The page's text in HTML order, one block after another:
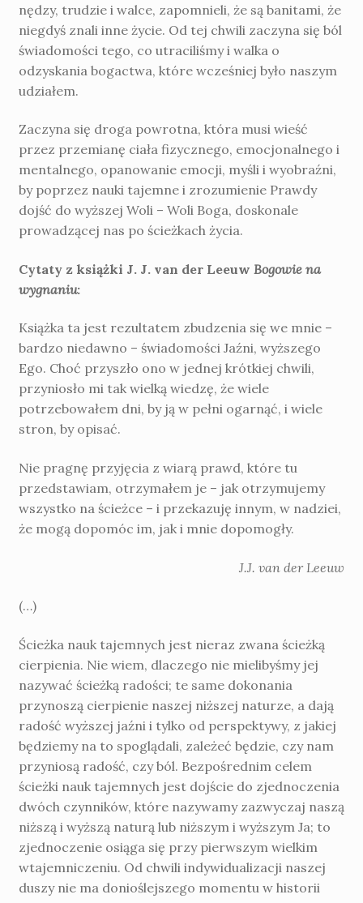
nę­dzy, trudzie i walce, zapomnieli, że są banitami, że
niegdyś znali inne życie. Od tej chwili zaczyna się ból
świadomości tego, co utraciliśmy i walka o
odzyskania bogactwa, które wcześniej było naszym
udzia­łem.
Zaczyna się droga powrotna, która musi wieść
przez przemianę ciała fizycznego, emocjonalnego i
mentalnego, opanowanie emocji, myśli i wyobraźni,
by poprzez nauki tajemne i zrozumienie Prawdy
dojść do wyższej Woli – Woli Boga, doskonale
prowadzącej nas po ścieżkach życia.
Cytaty z książki J. J. van der Leeuw Bogowie na
wygnaniu:
Książka ta jest rezultatem zbudzenia się we mnie –
bardzo niedawno – świado­mości Jaźni, wyższego
Ego. Choć przyszło ono w jednej krótkiej chwili,
przyniosło mi tak wiel­ką wiedzę, że wiele
potrzebowałem dni, by ją w pełni ogarnąć, i wiele
stron, by opisać.
Nie pragnę przyjęcia z wiarą prawd, które tu
przedstawiam, otrzymałem je – jak otrzymujemy
wszystko na ścieżce – i prze­kazuję innym, w nadziei,
że mogą dopomóc im, jak i mnie dopomogły.
J.J. van der Leeuw
(…)
Ścieżka nauk tajemnych jest nieraz zwana ścieżką
cierpienia. Nie wiem, dlaczego nie mielibyśmy jej
nazywać ścieżką radości; te same dokonania
przynoszą cierpienie naszej niższej naturze, a dają
radość wyższej jaźni i tylko od perspektywy, z jakiej
będziemy na to spoglądali, zależeć będzie, czy nam
przyniosą radość, czy ból. Bezpośrednim celem
ścieżki nauk tajemnych jest dojście do zjednocze­nia
dwóch czynników, które nazywamy zazwyczaj naszą
niższą i wyższą naturą lub niższym i wyższym Ja; to
zjednoczenie osiąga się przy pierwszym wielkim
wtajemniczeniu. Od chwili indywidualizacji naszej
duszy nie ma donioślejszego momentu w historii